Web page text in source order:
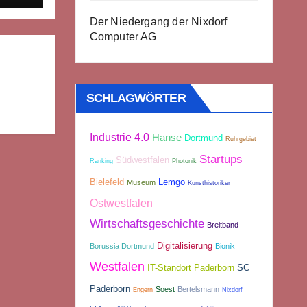
Der Niedergang der Nixdorf
Computer AG
SCHLAGWÖRTER
Industrie 4.0 Hanse Dortmund Ruhrgebiet
Ranking Südwestfalen Photonik Startups
Bielefeld Museum Lemgo Kunsthistoriker
Ostwestfalen
Wirtschaftsgeschichte Breitband
Borussia Dortmund Digitalisierung Bionik
Westfalen IT-Standort Paderborn SC
Paderborn Engern Soest Bertelsmann Nixdorf